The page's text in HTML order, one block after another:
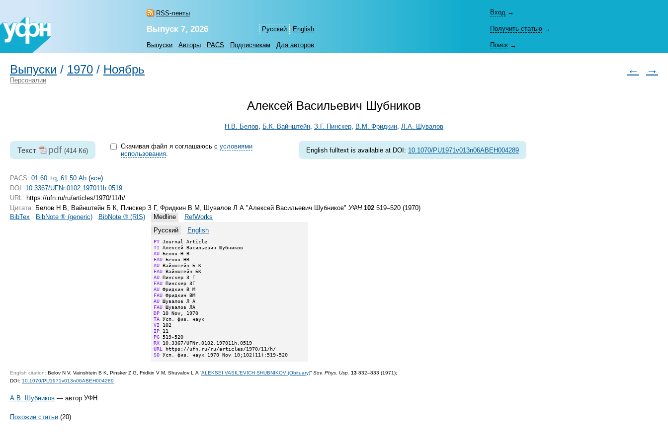
RSS-ленты
Русский English
Вход →
Выпуск 7, 2026 Получить статью →
Выпуски Авторы PACS Подписчикам Для авторов Поиск →
Выпуски / 1970 / Ноябрь ← →
Персоналии
Алексей Васильевич Шубников
Н.В. Белов, Б.К. Вайнштейн, З.Г. Пинскер, В.М. Фридкин, Л.А. Шувалов
Текст pdf (414 Кб)
Скачивая файл я соглашаюсь с условиями
использования.
English fulltext is available at DOI: 10.1070/PU1971v013n06ABEH004289
PACS: 01.60.+q, 61.50.Ah (все)
DOI: 10.3367/UFNr.0102.197011h.0519
URL: https://ufn.ru/ru/articles/1970/11/h/
Цитата: Белов Н В, Вайнштейн Б К, Пинскер З Г, Фридкин В М, Шувалов Л А "Алексей Васильевич Шубников" УФН 102 519–520 (1970)
BibTex
BibNote ® (generic) BibNote ® (RIS) Medline
RefWorks
Русский
English
PT
TI
AU
FAU
AU
FAU
AU
FAU
AU
FAU
AU
FAU
DP
TA
VI
IP
PG
RX
URL
SO Усп. физ. наук 1970 Nov 10;102(11):519-520
English citation: Belov N V, Vainshtein B K, Pinsker Z G, Fridkin V M, Shuvalov L A “ALEKSEI VASIL’EVICH SHUBNIKOV (Obituary)” Sov. Phys. Usp. 13 832–833 (1971);
DOI: 10.1070/PU1971v013n06ABEH004289
А.В. Шубников — автор УФН
Похожие статьи (20)